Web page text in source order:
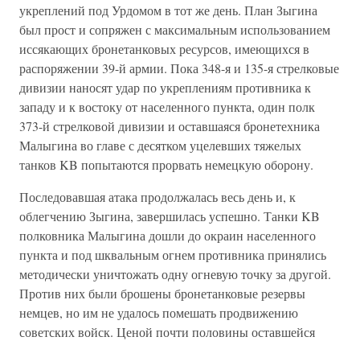
укреплений под Урдомом в тот же день. План Зыгина
был прост и сопряжен с максимальным использованием
иссякающих бронетанковых ресурсов, имеющихся в
распоряжении 39-й армии. Пока 348-я и 135-я стрелковые
дивизии наносят удар по укреплениям противника к
западу и к востоку от населенного пункта, один полк
373-й стрелковой дивизии и оставшаяся бронетехника
Малыгина во главе с десятком уцелевших тяжелых
танков KB попытаются прорвать немецкую оборону.
Последовавшая атака продолжалась весь день и, к
облегчению Зыгина, завершилась успешно. Танки KB
полковника Малыгина дошли до окраин населенного
пункта и под шквальным огнем противника принялись
методически уничтожать одну огневую точку за другой.
Против них были брошены бронетанковые резервы
немцев, но им не удалось помешать продвижению
советских войск. Ценой почти половины оставшейся